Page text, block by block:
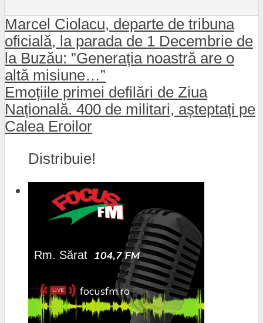
Marcel Ciolacu, departe de tribuna
oficială, la parada de 1 Decembrie de
la Buzău: ”Generația noastră are o
altă misiune…”
Emoțiile primei defilări de Ziua
Națională. 400 de militari, așteptați pe
Calea Eroilor
Distribuie!